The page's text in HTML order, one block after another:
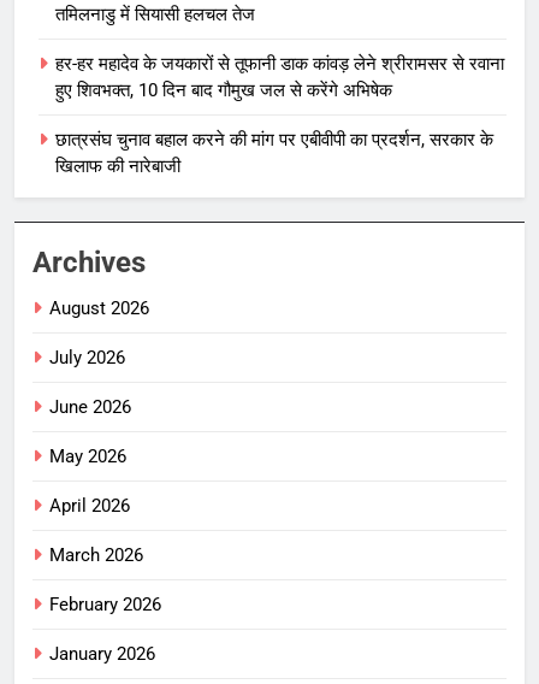
तमिलनाडु में सियासी हलचल तेज
हर-हर महादेव के जयकारों से तूफानी डाक कांवड़ लेने श्रीरामसर से रवाना
हुए शिवभक्त, 10 दिन बाद गौमुख जल से करेंगे अभिषेक
छात्रसंघ चुनाव बहाल करने की मांग पर एबीवीपी का प्रदर्शन, सरकार के
खिलाफ की नारेबाजी
Archives
August 2026
July 2026
June 2026
May 2026
April 2026
March 2026
February 2026
January 2026